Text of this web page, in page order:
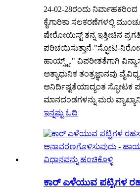
24-02-28ರಂದು ನಿರ್ವಾಹಕರಿಂದ
ಕೈಗಾರಿಕಾ ಸಲಕರಣೆಗಳಲ್ಲಿ
ಷೇರೋಯಿಸ್ಟ್ ತನ್ನ ಇತ್ತೀಚಿನ
ಪರಿಚಯಿಸುತ್ತಾನೆ-"ಸ್ಫೋಟ-
ಹಾಯ್ಸ್ಟ್." ವಿಪರೀತತೆಗಾಗಿ
ಅತ್ಯಾಧುನಿಕ ತಂತ್ರಜ್ಞಾನವು
ಅನಿರ್ದಿಷ್ಟತೆಯಾದ್ಯಂತ ಸ್ಫೋಟಕ
ಮಾನದಂಡಗಳನ್ನು ಮರು
ಇನ್ನಷ್ಟು ಓದಿ
ಕಾರ್ ಎಳೆಯುವ ಪಟ್ಟಿಗಳ